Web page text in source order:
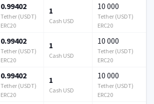
0.99402
Tether (USDT)
ERC20
1
Cash USD
10 000
Tether (USDT)
ERC20
0.99402
Tether (USDT)
ERC20
1
Cash USD
10 000
Tether (USDT)
ERC20
0.99402
Tether (USDT)
ERC20
1
Cash USD
10 000
Tether (USDT)
ERC20